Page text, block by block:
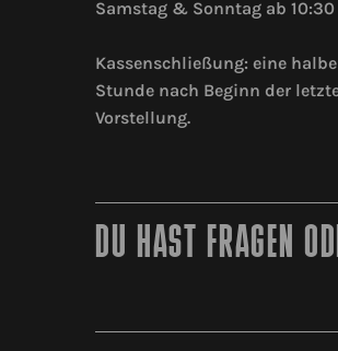
Samstag & Sonntag ab
Kassenschließung: eine halbe
Stunde nach Beginn der
Vorstellung.
DU HAST FRAGEN